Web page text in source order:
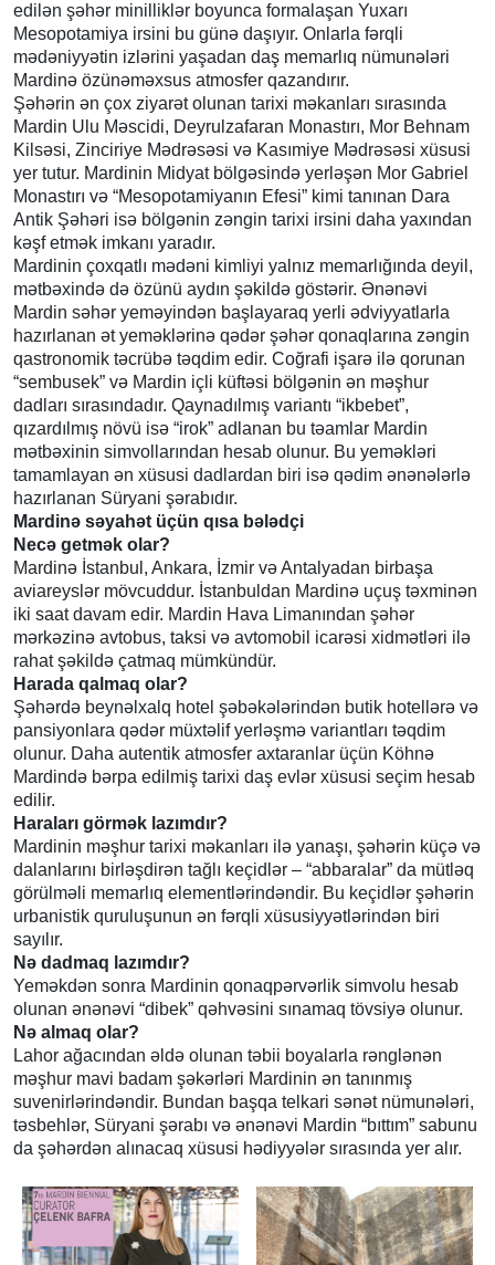
edilən şəhər minilliklər boyunca formalaşan Yuxarı
Mesopotamiya irsini bu günə daşıyır. Onlarla fərqli
mədəniyyətin izlərini yaşadan daş memarlıq nümunələri
Mardinə özünəməxsus atmosfer qazandırır.
Şəhərin ən çox ziyarət olunan tarixi məkanları sırasında
Mardin Ulu Məscidi, Deyrulzafaran Monastırı, Mor Behnam
Kilsəsi, Zinciriye Mədrəsəsi və Kasımiye Mədrəsəsi xüsusi
yer tutur. Mardinin Midyat bölgəsində yerləşən Mor Gabriel
Monastırı və “Mesopotamiyanın Efesi” kimi tanınan Dara
Antik Şəhəri isə bölgənin zəngin tarixi irsini daha yaxından
kəşf etmək imkanı yaradır.
Mardinin çoxqatlı mədəni kimliyi yalnız memarlığında deyil,
mətbəxində də özünü aydın şəkildə göstərir. Ənənəvi
Mardin səhər yeməyindən başlayaraq yerli ədviyyatlarla
hazırlanan ət yeməklərinə qədər şəhər qonaqlarına zəngin
qastronomik təcrübə təqdim edir. Coğrafi işarə ilə qorunan
“sembusek” və Mardin içli küftəsi bölgənin ən məşhur
dadları sırasındadır. Qaynadılmış variantı “ikbebet”,
qızardılmış növü isə “irok” adlanan bu təamlar Mardin
mətbəxinin simvollarından hesab olunur. Bu yeməkləri
tamamlayan ən xüsusi dadlardan biri isə qədim ənənələrlə
hazırlanan Süryani şərabıdır.
Mardinə səyahət üçün qısa bələdçi
Necə getmək olar?
Mardinə İstanbul, Ankara, İzmir və Antalyadan birbaşa
aviareyslər mövcuddur. İstanbuldan Mardinə uçuş təxminən
iki saat davam edir. Mardin Hava Limanından şəhər
mərkəzinə avtobus, taksi və avtomobil icarəsi xidmətləri ilə
rahat şəkildə çatmaq mümkündür.
Harada qalmaq olar?
Şəhərdə beynəlxalq hotel şəbəkələrindən butik hotellərə və
pansiyonlara qədər müxtəlif yerləşmə variantları təqdim
olunur. Daha autentik atmosfer axtaranlar üçün Köhnə
Mardində bərpa edilmiş tarixi daş evlər xüsusi seçim hesab
edilir.
Haraları görmək lazımdır?
Mardinin məşhur tarixi məkanları ilə yanaşı, şəhərin küçə və
dalanlarını birləşdirən tağlı keçidlər – “abbaralar” da mütləq
görülməli memarlıq elementlərindəndir. Bu keçidlər şəhərin
urbanistik quruluşunun ən fərqli xüsusiyyətlərindən biri
sayılır.
Nə dadmaq lazımdır?
Yeməkdən sonra Mardinin qonaqpərvərlik simvolu hesab
olunan ənənəvi “dibek” qəhvəsini sınamaq tövsiyə olunur.
Nə almaq olar?
Lahor ağacından əldə olunan təbii boyalarla rənglənən
məşhur mavi badam şəkərləri Mardinin ən tanınmış
suvenirlərindəndir. Bundan başqa telkari sənət nümunələri,
təsbehlər, Süryani şərabı və ənənəvi Mardin “bıttım” sabunu
da şəhərdən alınacaq xüsusi hədiyyələr sırasında yer alır.